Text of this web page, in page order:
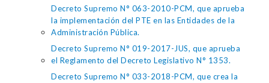
Decreto Supremo N° 063-2010-PCM, que aprueba
la implementación del PTE en las Entidades de la
Administración Pública.
Decreto Supremo N° 019-2017-JUS, que aprueba
el Reglamento del Decreto Legislativo N° 1353.
Decreto Supremo N° 033-2018-PCM, que crea la